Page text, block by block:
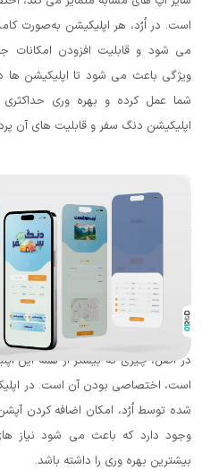
به‌صورت کاملا سفارشی بر
افزودن امکانات جدید بدون
تا اپلیکیشن ها دقیقا مطابق با
وری حداکثری ایجاد کنند. در
و قابلیت های آن پرداخته شده است.
اطلاعات کامل سفر به همراه تعداد
سهم هر فرد ارائه می دهد که می توان
بعلاوه، طراحی مدرن و مینیمال
را ارائه می دهد. در این اپ،
ها به‌صورت آسان در اختیار کاربران
برای حذف، نمایش اطلاعات کامل و
از همه این اپلیکیشن را کاربردی
آن است. در اپلیکیشن های
اضافه کردن آپشن ها و قابلیت های
می شود نیاز های مختلف کاربر
داشته باشد.